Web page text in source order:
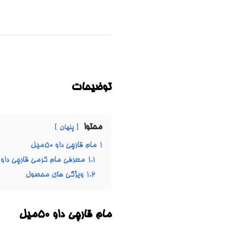
توضیحات
محتوا پنهان
1 مام قارچی داو 50میل
1.1 معرفی مام کرمی قارچی داو
1.2 ویژگی های محصول
مام قارچی داو 50میل